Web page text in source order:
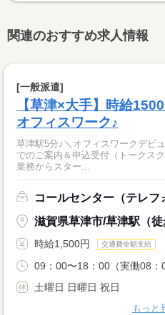
関連のおすすめ求人情報
[一般派遣]
【草津×大手】時給
オフィスワーク♪
草津駅5分♪＼オフィスワークデビュ
でのご案内＆申込受付（トークス
業務からスター...
コールセンター（テレフ
滋賀県草津市/草津駅（徒
時給1,500円 交通費全額支給
09：00〜18：00（実働08：
土曜日 日曜日 祝日
もっと